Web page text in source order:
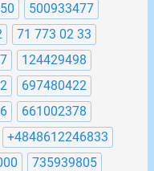
500933477
71 773 02 33
124429498
697480422
661002378
+4848612246833
735939805